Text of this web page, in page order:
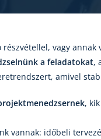
részvétellel, vagy
a feladatokat,
amivel
,
vannak: időbeli